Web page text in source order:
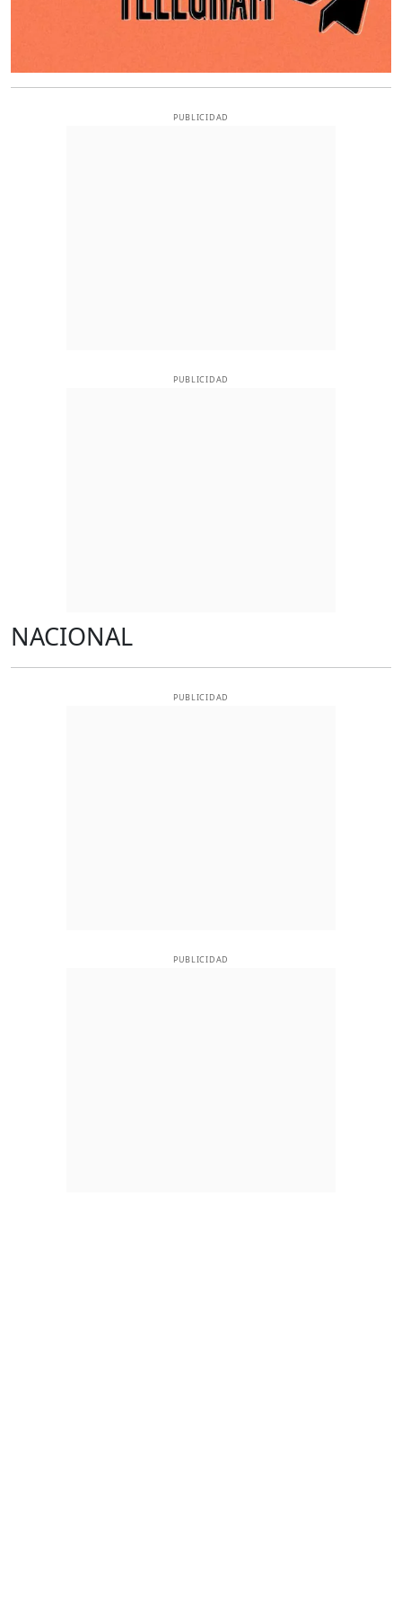
PUBLICIDAD
PUBLICIDAD
NACIONAL
PUBLICIDAD
PUBLICIDAD